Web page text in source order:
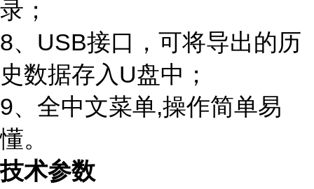
录；
8、USB接口，可将导出的历
史数据存入U盘中；
9、 全中文菜单,操作简单易
懂。
技术参数